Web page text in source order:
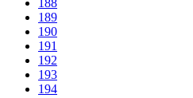
188
189
190
191
192
193
194